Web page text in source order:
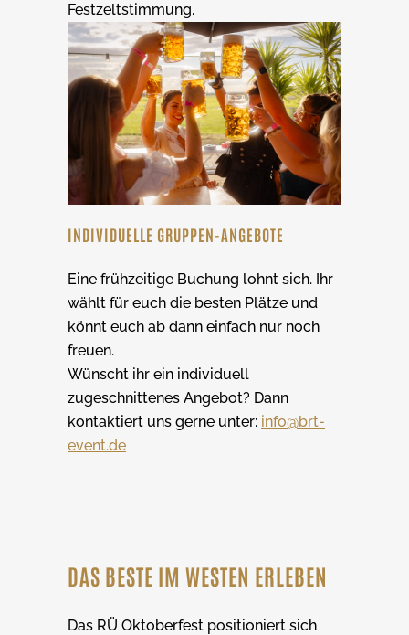
Festzeltstimmung.
INDIVIDUELLE GRUPPEN-ANGEBOTE
Eine frühzeitige Buchung lohnt sich. Ihr
wählt für euch die besten Plätze und
könnt euch ab dann einfach nur noch
freuen.
Wünscht ihr ein individuell
zugeschnittenes Angebot? Dann
kontaktiert uns gerne unter: info@brt-
event.de
DAS BESTE IM WESTEN ERLEBEN
Das RÜ Oktoberfest positioniert sich